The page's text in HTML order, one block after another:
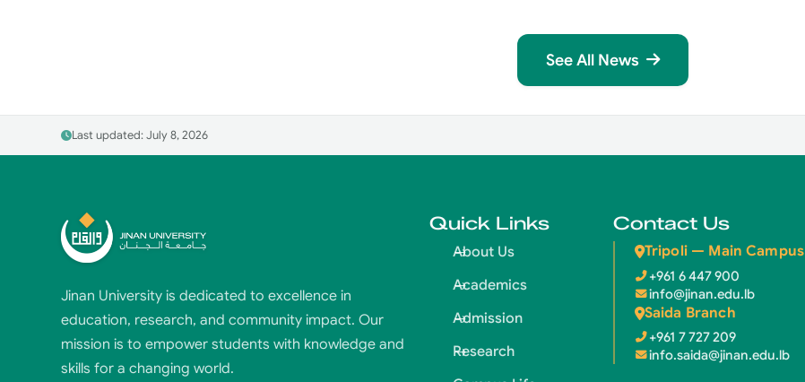
See All News
Last updated: July 8, 2026
Jinan University is dedicated to excellence in
education, research, and community impact. Our
mission is to empower students with knowledge and
skills for a changing world.
Quick Links
About Us
Academics
Admission
Research
Contact Us
Tripoli — Main Campus
+961 6 447 900
info@jinan.edu.lb
Saida Branch
+961 7 727 209
info.saida@jinan.edu.lb